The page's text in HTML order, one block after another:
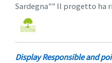
Sardegna"" Il progetto ha
Display Responsible and